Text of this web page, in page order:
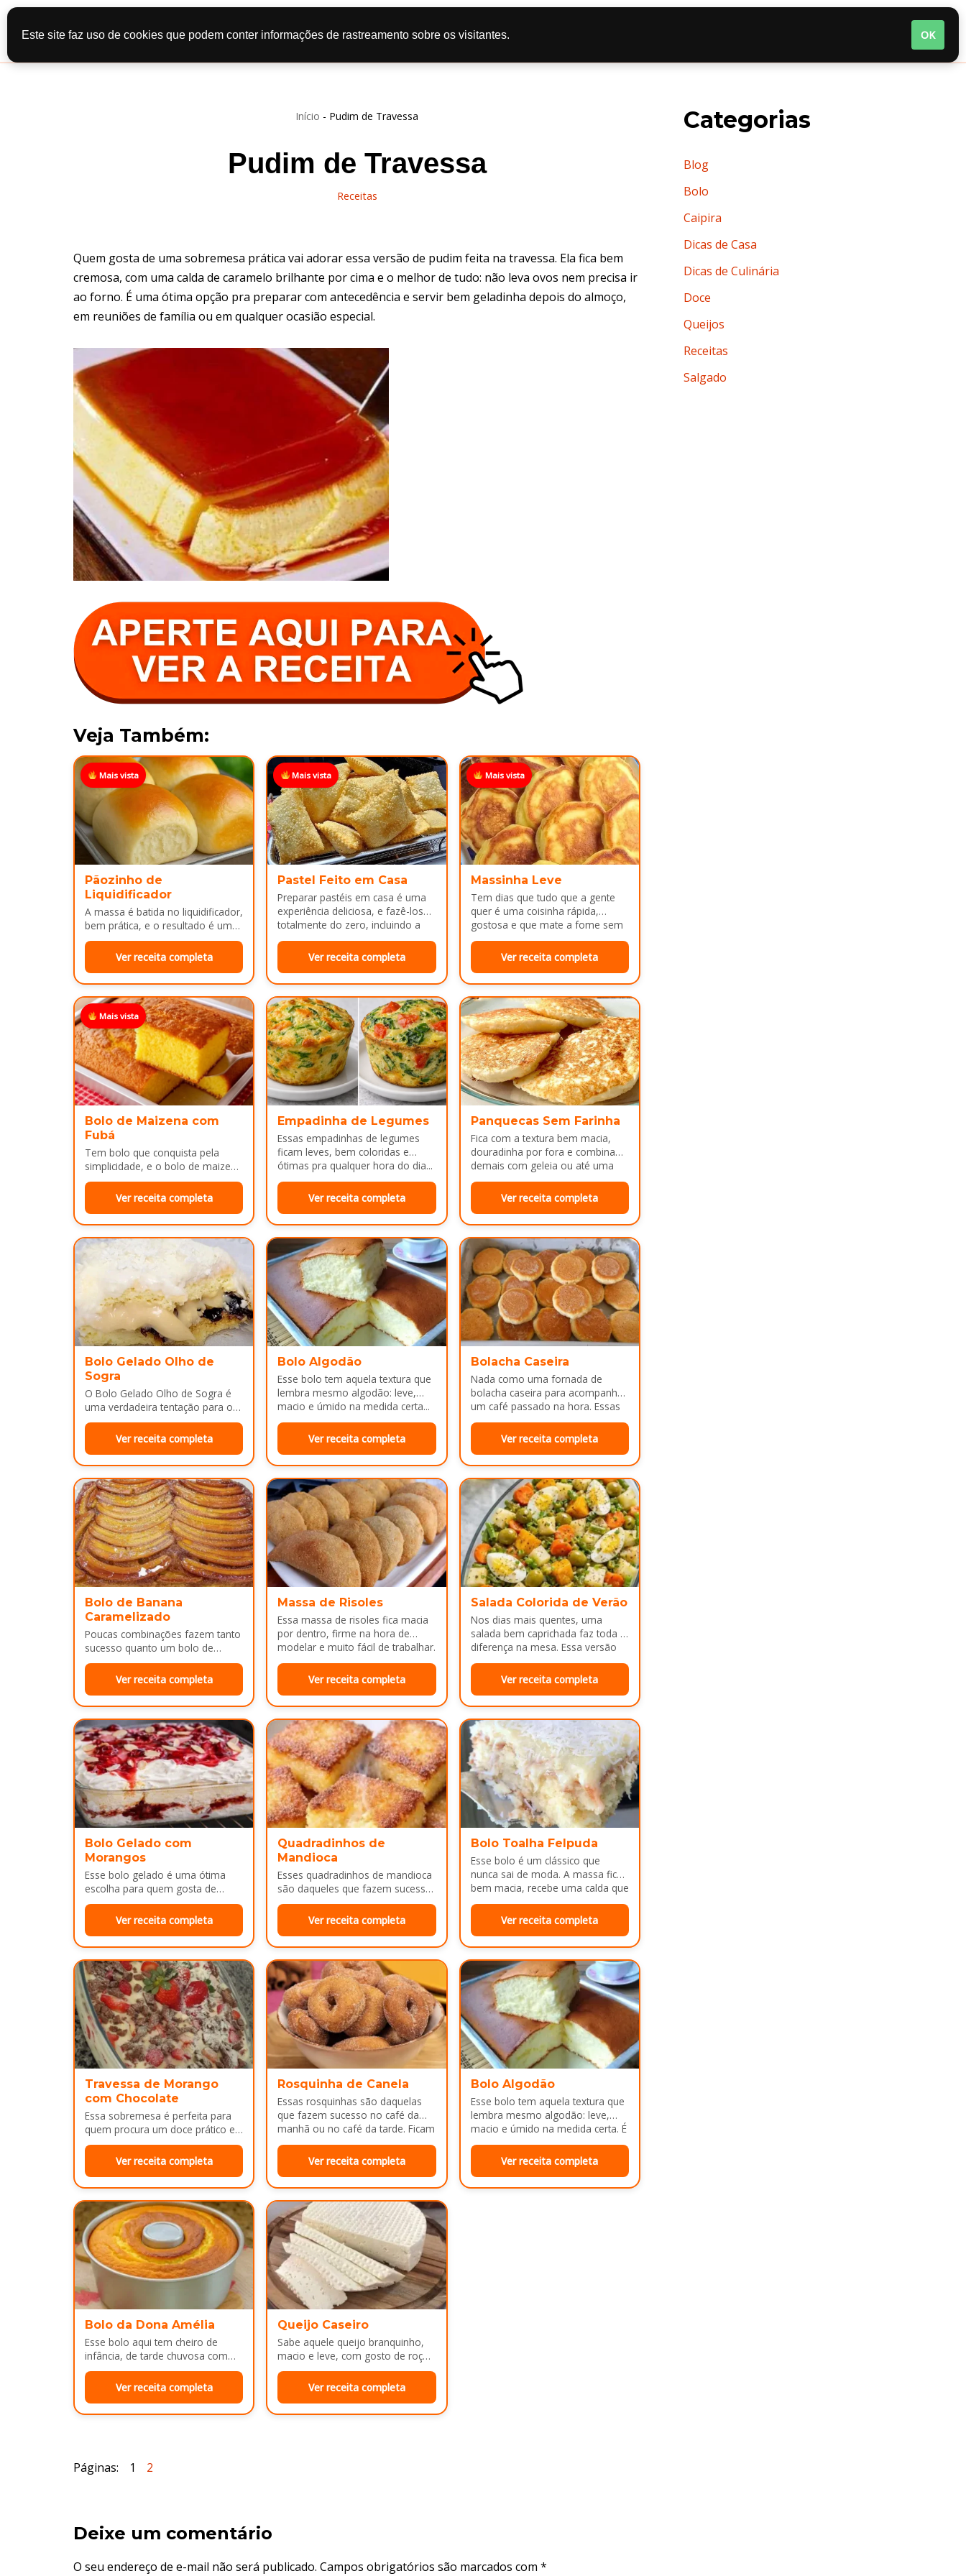
Pular
para
Contato
Políticas de Privacidade
Início - Pudim de Travessa
Pudim de Travessa
Receitas
Quem gosta de uma sobremesa prática vai adorar essa versão de pudim feita na travessa. Ela fica bem
cremosa, com uma calda de caramelo brilhante por cima e o melhor de tudo: não leva ovos nem precisa ir
ao forno. É uma ótima opção pra preparar com antecedência e servir bem geladinha depois do almoço,
em reuniões de família ou em qualquer ocasião especial.
Veja Também:
Mais vista
Pãozinho de
Liquidificador
A massa é batida no liquidificador,
bem prática, e o resultado é um
pão leve, macio...
Ver receita completa
Mais vista
Pastel Feito em Casa
Preparar pastéis em casa é uma
experiência deliciosa, e fazê-los
totalmente do zero, incluindo a
massa, fica melhor ainda...
Ver receita completa
Mais vista
Massinha Leve
Tem dias que tudo que a gente
quer é uma coisinha rápida,
gostosa e que mate a fome sem
dar trabalho...
Ver receita completa
Mais vista
Bolo de Maizena com
Fubá
Tem bolo que conquista pela
simplicidade, e o bolo de maizena
com fubá é um ótimo exemplo..
Ver receita completa
Empadinha de Legumes
Essas empadinhas de legumes
ficam leves, bem coloridas e
ótimas pra qualquer hora do dia...
Ver receita completa
Panquecas Sem Farinha
Fica com a textura bem macia,
douradinha por fora e combina
demais com geleia ou até uma
manteiguinha derretendo por
Ver receita completa
Bolo Gelado Olho de
Sogra
O Bolo Gelado Olho de Sogra é
uma verdadeira tentação para os
amantes de sobremesas
refrescantes e cheias de sabor...
Ver receita completa
Bolo Algodão
Esse bolo tem aquela textura que
lembra mesmo algodão: leve,
macio e úmido na medida certa...
Ver receita completa
Bolacha Caseira
Nada como uma fornada de
bolacha caseira para acompanhar
um café passado na hora. Essas
bolachinhas ficam levemente
douradas por…
Ver receita completa
Bolo de Banana
Caramelizado
Poucas combinações fazem tanto
sucesso quanto um bolo de
banana com uma calda
douradinha por cima. Enquanto
assa, aquele cheirinho…
Ver receita completa
Massa de Risoles
Essa massa de risoles fica macia
por dentro, firme na hora de
modelar e muito fácil de trabalhar.
É uma…
Ver receita completa
Salada Colorida de Verão
Nos dias mais quentes, uma
salada bem caprichada faz toda a
diferença na mesa. Essa versão
colorida reúne legumes cozidos…
Ver receita completa
Bolo Gelado com
Morangos
Esse bolo gelado é uma ótima
escolha para quem gosta de
sobremesas bem cremosas e
refrescantes. As camadas de
massa…
Ver receita completa
Quadradinhos de
Mandioca
Esses quadradinhos de mandioca
são daqueles que fazem sucesso
no café da tarde ou como
sobremesa depois do almoço.
Por…
Ver receita completa
Bolo Toalha Felpuda
Esse bolo é um clássico que
nunca sai de moda. A massa fica
bem macia, recebe uma calda que
deixa…
Ver receita completa
Travessa de Morango
com Chocolate
Essa sobremesa é perfeita para
quem procura um doce prático e
bonito para servir em almoços de
família, aniversários ou…
Ver receita completa
Rosquinha de Canela
Essas rosquinhas são daquelas
que fazem sucesso no café da
manhã ou no café da tarde. Ficam
bem douradinhas por…
Ver receita completa
Bolo Algodão
Esse bolo tem aquela textura que
lembra mesmo algodão: leve,
macio e úmido na medida certa. É
ótimo pra servir…
Ver receita completa
Bolo da Dona Amélia
Esse bolo aqui tem cheiro de
infância, de tarde chuvosa com
café passado na hora e risada
solta na cozinha!…
Ver receita completa
Queijo Caseiro
Sabe aquele queijo branquinho,
macio e leve, com gosto de roça
e cara de mesa de café da manhã
Ver receita completa
Páginas: 1 2
Deixe um comentário
O seu endereço de e-mail não será publicado. Campos obrigatórios são marcados com *
Categorias
Blog
Bolo
Caipira
Dicas de Casa
Dicas de Culinária
Doce
Queijos
Receitas
Salgado
Este site faz uso de cookies que podem conter informações de rastreamento sobre os visitantes. OK